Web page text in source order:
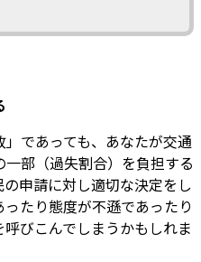
であっても、あなたが交通
部（過失割合）を負担する
申請に対し適切な決定をし
たり態度が不遜であったり
びこんでしまうかもしれま